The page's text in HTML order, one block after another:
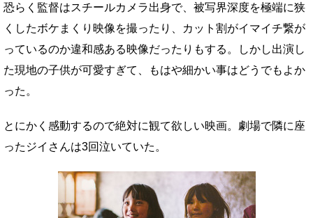
恐らく監督はスチールカメラ出身で、被写界深度を極端に狭
くしたボケまくり映像を撮ったり、カット割がイマイチ繋が
っているのか違和感ある映像だったりもする。しかし出演し
た現地の子供が可愛すぎて、もはや細かい事はどうでもよか
った。
とにかく感動するので絶対に観て欲しい映画。劇場で隣に座
ったジイさんは3回泣いていた。